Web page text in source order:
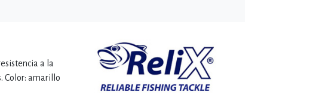
a la
Color: amarillo